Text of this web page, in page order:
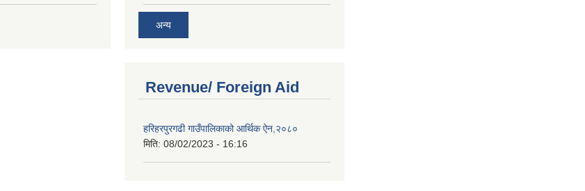
अन्य
Revenue/ Foreign Aid
हरिहरपुरगढी गाउँपालिकाको आर्थिक ऐन,२०८०
मिति: 08/02/2023 - 16:16